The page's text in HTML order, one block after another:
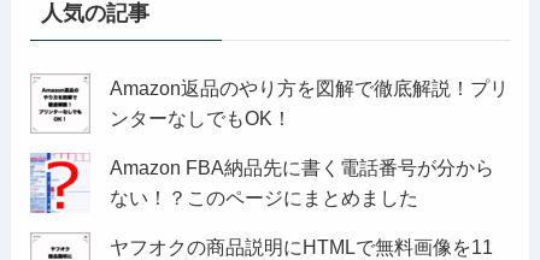
人気の記事
Amazon返品のやり方を図解で徹底解説！プリ
ンターなしでもOK！
Amazon FBA納品先に書く電話番号が分から
ない！？このページにまとめました
ヤフオクの商品説明にHTMLで無料画像を11